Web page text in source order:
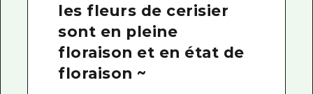
les fleurs de cerisier
sont en pleine
floraison et en état de
floraison ~